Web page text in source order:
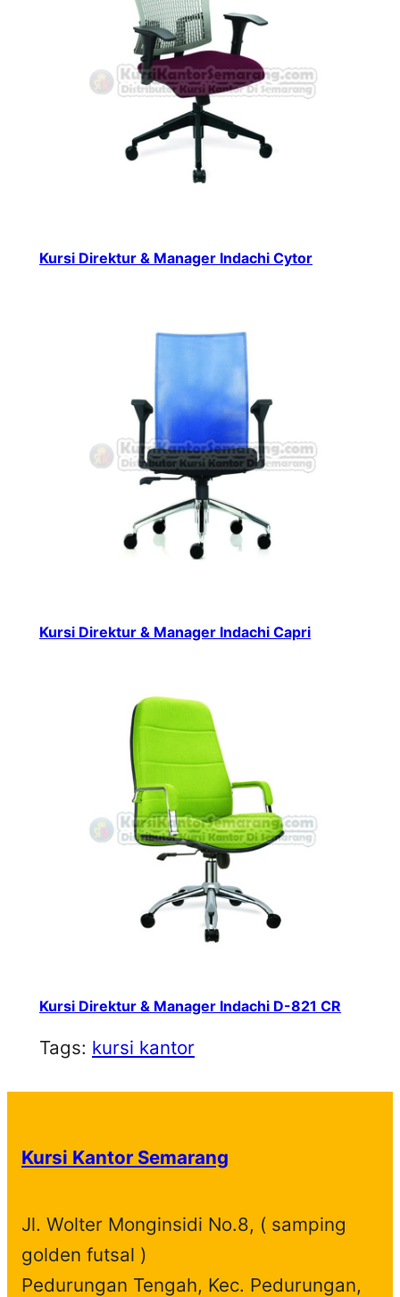
Kursi Direktur & Manager Indachi Cytor
Kursi Direktur & Manager Indachi Capri
Kursi Direktur & Manager Indachi D-821 CR
Tags: kursi kantor
Kursi Kantor Semarang
Jl. Wolter Monginsidi No.8, ( samping
golden futsal )
Pedurungan Tengah, Kec. Pedurungan,